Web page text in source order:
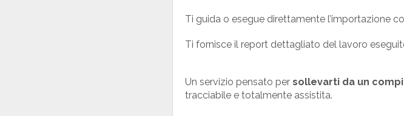
Ti guida o esegue direttamente l’importazione
Ti fornisce il report dettagliato del lavoro
Un servizio pensato per sollevarti da un
tracciabile e totalmente assistita.